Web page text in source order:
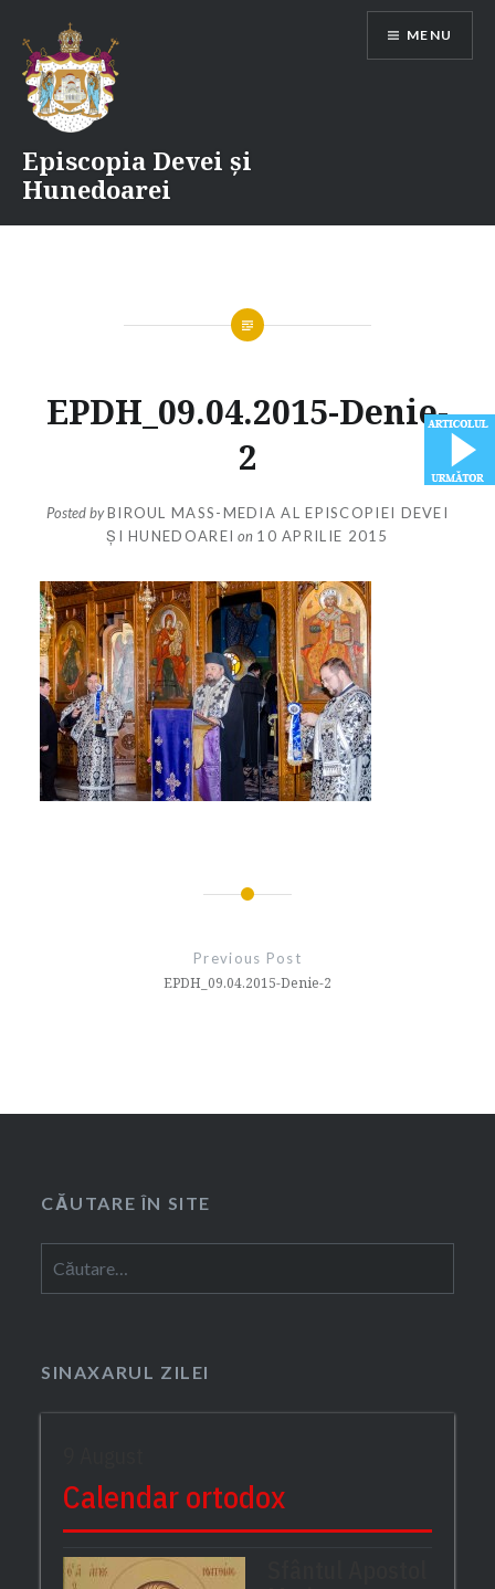
content
Episcopia Devei și
Hunedoarei
MENU
EPDH_09.04.2015-Denie-
2
Posted byBIROUL MASS-MEDIA AL EPISCOPIEI DEVEI
ȘI HUNEDOAREI on 10 APRILIE 2015
Previous Post
EPDH_09.04.2015-Denie-2
CĂUTARE ÎN SITE
după:
SINAXARUL ZILEI
Calendar ortodox